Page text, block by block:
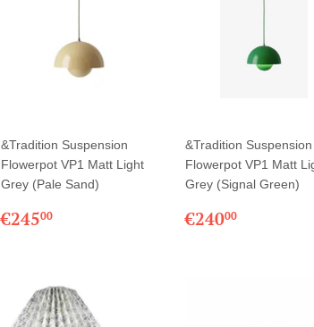
&Tradition Suspension
Flowerpot VP1 Matt Light
Grey (Pale Sand)
PRIX
€24500
&Tradition Suspension
Flowerpot VP1 Matt
Grey (Signal Green)
PRIX
€24000